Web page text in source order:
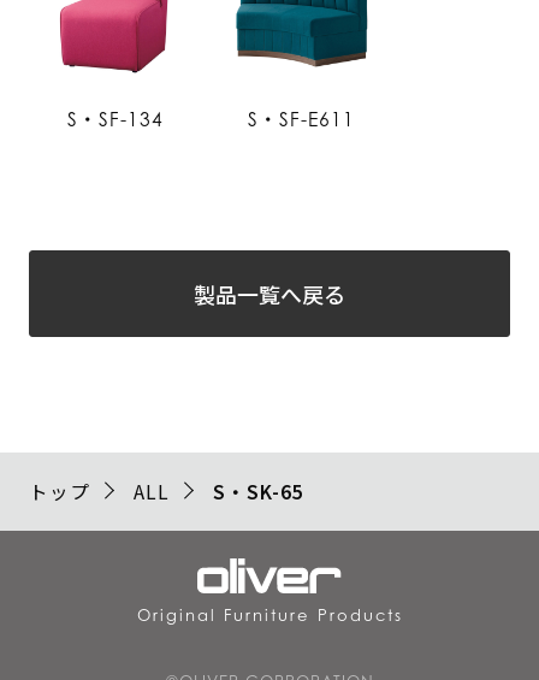
S・SF-134 S・SF-E611
製品一覧へ戻る
トップ ALL S・SK-65
Original Furniture Products